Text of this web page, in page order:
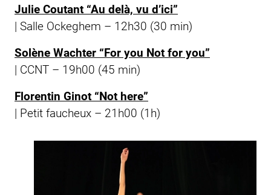
Julie Coutant “Au delà, vu d’ici”
| Salle Ockeghem – 12h30 (30 min)
Solène Wachter “For you Not for you”
| CCNT – 19h00 (45 min)
Florentin Ginot “Not here”
| Petit faucheux – 21h00 (1h)